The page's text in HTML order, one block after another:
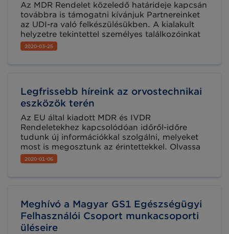
Az MDR Rendelet közeledő határideje kapcsán
továbbra is támogatni kívánjuk Partnereinket
az UDI-ra való felkészülésükben. A kialakult
helyzetre tekintettel személyes találkozóinkat
online csatornákra helyeztük át, de
kérdéseikkel továbbra is forduljanak hozzánk,
2020-03-25
Legfrissebb híreink az orvostechnikai
eszközök terén
Az EU által kiadott MDR és IVDR
Rendeletekhez kapcsolódóan időről-időre
tudunk új információkkal szolgálni, melyeket
most is megosztunk az érintettekkel. Olvassa
el rövid hírgyűjteményünket, melyben újabb
hasznos útmutatókról és szakmai
2020-01-06
Meghívó a Magyar GS1 Egészségügyi
Felhasználói Csoport munkacsoporti
üléseire